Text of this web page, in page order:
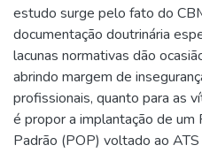
estudo surge pelo fato do
documentação doutrinária
lacunas normativas dão
abrindo margem de
profissionais, quanto para as
é propor a implantação de
Padrão (POP) voltado ao